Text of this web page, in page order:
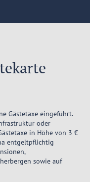
Gästetaxe eingeführt.
oder
in Höhe von 3 €
entgeltpflichtig
sowie auf